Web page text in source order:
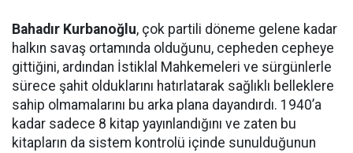
Bahadır Kurbanoğlu, çok partili döneme gelene kadar
halkın savaş ortamında olduğunu, cepheden cepheye
gittiğini, ardından İstiklal Mahkemeleri ve sürgünlerle
sürece şahit olduklarını hatırlatarak sağlıklı belleklere
sahip olmamalarını bu arka plana dayandırdı. 1940’a
kadar sadece 8 kitap yayınlandığını ve zaten bu
kitapların da sistem kontrolü içinde sunulduğunun